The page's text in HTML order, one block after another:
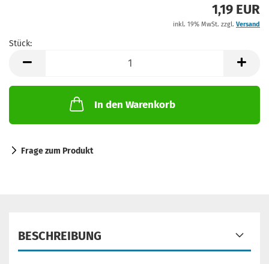
1,19 EUR
inkl. 19% MwSt. zzgl. Versand
Stück:
In den Warenkorb
Frage zum Produkt
BESCHREIBUNG